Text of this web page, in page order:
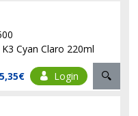
Cyan Claro 220ml
Login